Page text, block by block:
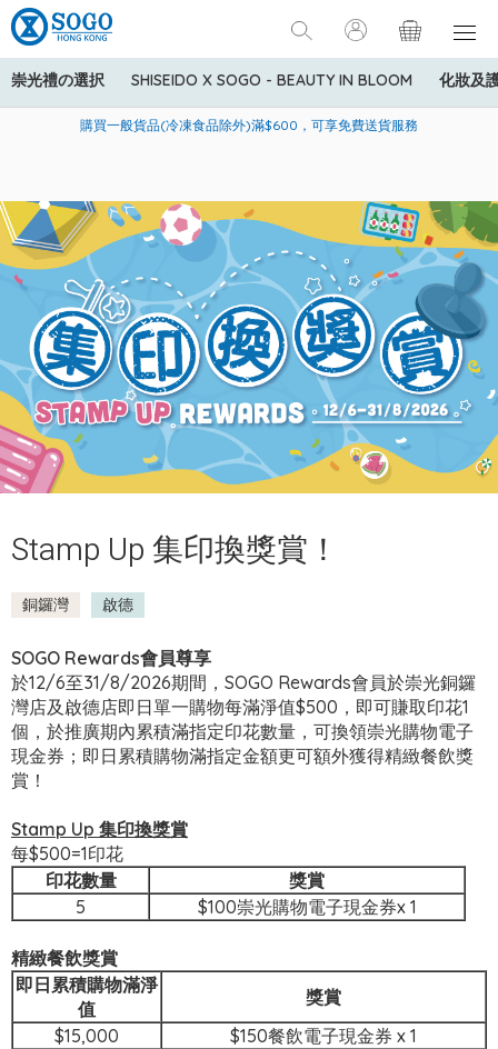
崇光禮の選択 SHISEIDO X SOGO - BEAUTY IN BLOOM 化妝及
美國運通Explorer®信用卡會員購物禮遇：高達5%簽賬回贈！
購買一般貨品(冷凍食品除外)滿$600，可享免費送貨服務
寄送中國內地服務只適用於指定商品，若訂單金額少於HK$600(折
Stamp Up 集印換獎賞！
銅鑼灣 啟德
SOGO Rewards會員尊享
於12/6至31/8/2026期間，SOGO Rewards會員於崇光銅鑼
灣店及啟德店即日單一購物每滿淨值$500，即可賺取印花1
個，於推廣期內累積滿指定印花數量，可換領崇光購物電子
現金券；即日累積購物滿指定金額更可額外獲得精緻餐飲獎
賞！
Stamp Up 集印換獎賞
每$500=1印花
印花數量
獎賞
5
$100崇光購物電子現金券x 1
精緻餐飲獎賞
即日累積購物滿淨
值
獎賞
$15,000
$150餐飲電子現金券 x 1